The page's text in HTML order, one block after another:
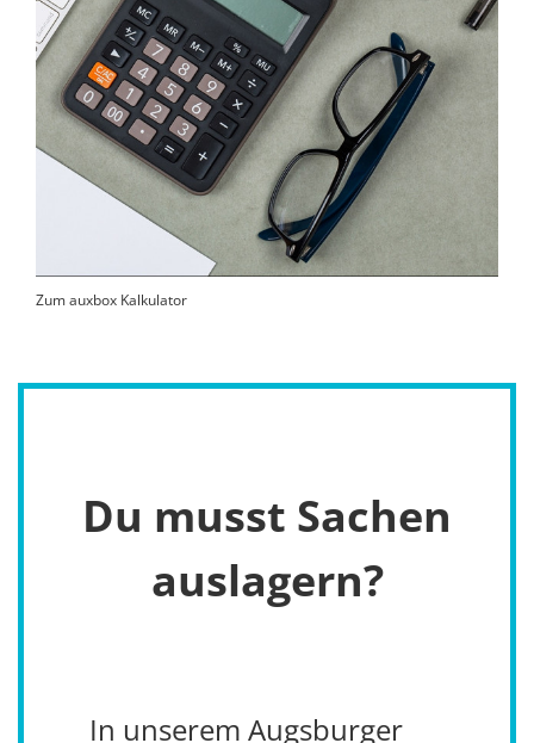
Zum auxbox Kalkulator
Du musst Sachen
auslagern?
In unserem Augsburger